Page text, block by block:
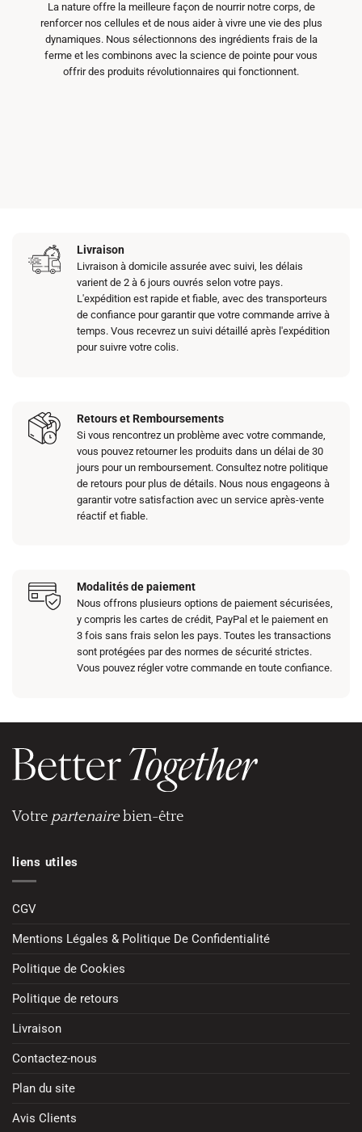
La nature offre la meilleure façon de nourrir notre corps, de
renforcer nos cellules et de nous aider à vivre une vie des plus
dynamiques. Nous sélectionnons des ingrédients frais de la
ferme et les combinons avec la science de pointe pour vous
offrir des produits révolutionnaires qui fonctionnent.
Livraison
Livraison à domicile assurée avec suivi, les délais
varient de 2 à 6 jours ouvrés selon votre pays.
L'expédition est rapide et fiable, avec des transporteurs
de confiance pour garantir que votre commande arrive à
temps. Vous recevrez un suivi détaillé après l'expédition
pour suivre votre colis.
Retours et Remboursements
Si vous rencontrez un problème avec votre commande,
vous pouvez retourner les produits dans un délai de 30
jours pour un remboursement. Consultez notre politique
de retours pour plus de détails. Nous nous engageons à
garantir votre satisfaction avec un service après-vente
réactif et fiable.
Modalités de paiement
Nous offrons plusieurs options de paiement sécurisées,
y compris les cartes de crédit, PayPal et le paiement en
3 fois sans frais selon les pays. Toutes les transactions
sont protégées par des normes de sécurité strictes.
Vous pouvez régler votre commande en toute confiance.​​
Votre partenairebien-être
liens utiles
CGV
Mentions Légales & Politique De Confidentialité
Politique de Cookies
Politique de retours
Livraison
Contactez-nous
Plan du site
Avis Clients